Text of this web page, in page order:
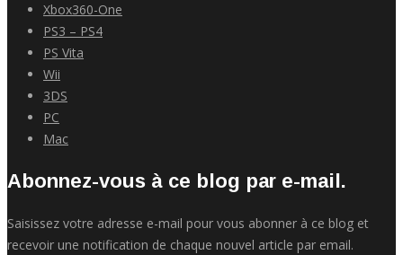
Xbox360-One
PS3 – PS4
PS Vita
Wii
3DS
PC
Mac
Abonnez-vous à ce blog par e-mail.
Saisissez votre adresse e-mail pour vous abonner à ce blog et
recevoir une notification de chaque nouvel article par email.